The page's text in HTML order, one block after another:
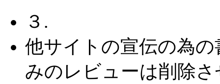
３.
他サイトの宣伝の為の
みのレビューは削除さ